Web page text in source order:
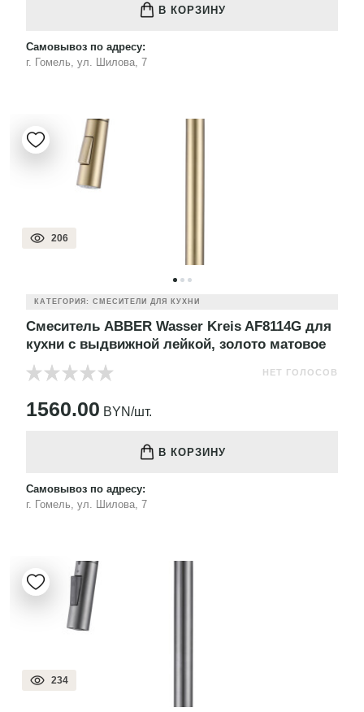
В КОРЗИНУ
Самовывоз по адресу:
г. Гомель, ул. Шилова, 7
206
КАТЕГОРИЯ: СМЕСИТЕЛИ ДЛЯ КУХНИ
Смеситель ABBER Wasser Kreis AF8114G для
кухни с выдвижной лейкой, золото матовое
НЕТ ГОЛОСОВ
1560.00 BYN/шт.
В КОРЗИНУ
Самовывоз по адресу:
г. Гомель, ул. Шилова, 7
234